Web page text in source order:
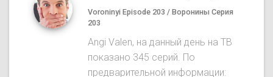
Voroninyi Episode 203 / Воронины Серия
203
Angi Valen, на данный день на ТВ
показано 345 серий. По
предварительной информации: